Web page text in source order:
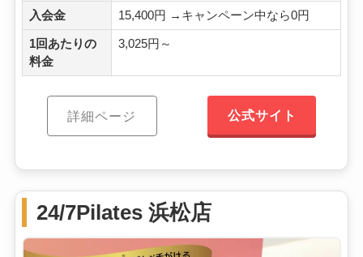
入会金 15,400円 →キャンペーン中なら0円
1回あたりの
料金
3,025円～
詳細ページ 公式サイト
24/7Pilates 浜松店